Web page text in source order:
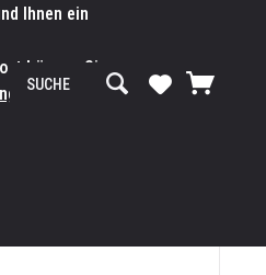
Hilfe
Ihnen ein
können Sie
Zum